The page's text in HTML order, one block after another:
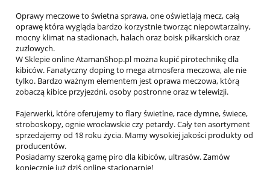
Oprawy meczowe to świetna sprawa, one oświetlają mecz, całą
oprawę która wygląda bardzo korzystnie tworząc niepowtarzalny,
mocny klimat na stadionach, halach oraz boisk piłkarskich oraz
żużlowych.
W Sklepie online AtamanShop.pl można kupić pirotechnikę dla
kibiców. Fanatyczny doping to mega atmosfera meczowa, ale nie
tylko. Bardzo ważnym elementem jest oprawa meczowa, którą
zobaczą kibice przyjezdni, osoby postronne oraz w telewizji.
Fajerwerki, które oferujemy to flary świetlne, race dymne, świece,
stroboskopy, ognie wrocławskie czy petardy. Cały ten asortyment
sprzedajemy od 18 roku życia. Mamy wysokiej jakości produkty od
producentów.
Posiadamy szeroką gamę piro dla kibiców, ultrasów. Zamów
koniecznie już dziś online stacjonarnie!